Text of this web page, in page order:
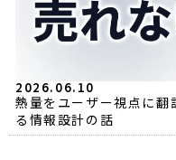
2026.06.10
熱量をユーザー視点に
る情報設計の話